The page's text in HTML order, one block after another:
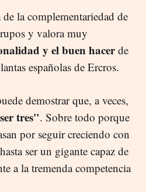
la complementariedad de
y valora muy
y el buen hacerde
españolas de Ercros.
demostrar que, a veces,
tres". Sobre todo porque
por seguir creciendo con
ser un gigante capaz de
a la tremenda competencia